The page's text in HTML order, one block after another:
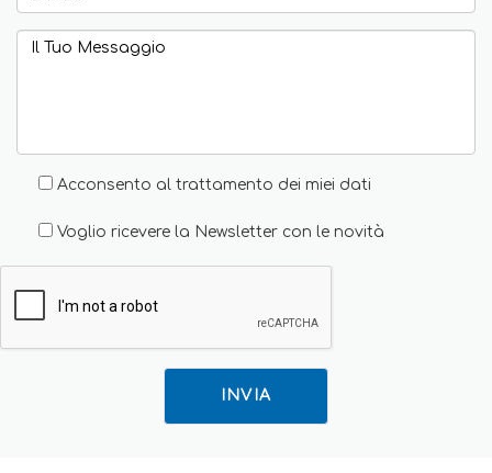
Acconsento al trattamento dei miei dati
Voglio ricevere la Newsletter con le novità
INVIA